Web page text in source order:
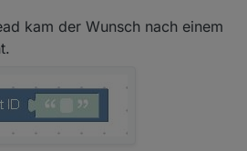
kam der Wunsch nach einem